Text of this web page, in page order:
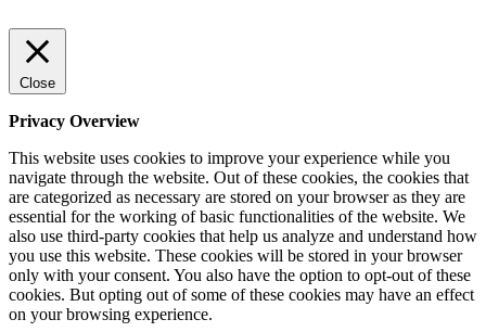
Close
Privacy Overview
This website uses cookies to improve your experience while you
navigate through the website. Out of these cookies, the cookies that
are categorized as necessary are stored on your browser as they are
essential for the working of basic functionalities of the website. We
also use third-party cookies that help us analyze and understand how
you use this website. These cookies will be stored in your browser
only with your consent. You also have the option to opt-out of these
cookies. But opting out of some of these cookies may have an effect
on your browsing experience.